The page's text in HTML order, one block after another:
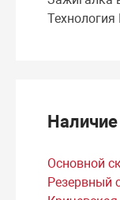
Технология
Наличие
Основной
Резервный